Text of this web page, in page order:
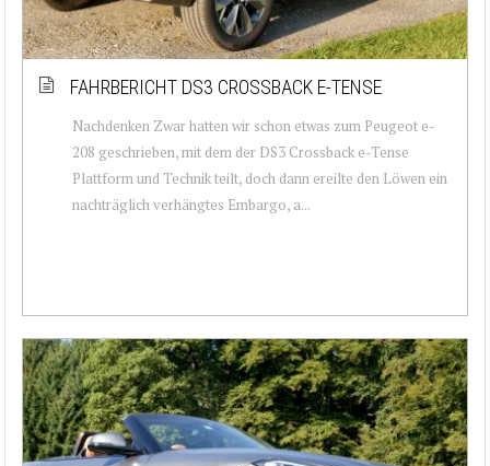
FAHRBERICHT DS3 CROSSBACK E-TENSE
Nachdenken Zwar hatten wir schon etwas zum Peugeot e-
208 geschrieben, mit dem der DS3 Crossback e-Tense
Plattform und Technik teilt, doch dann ereilte den Löwen ein
nachträglich verhängtes Embargo, a...